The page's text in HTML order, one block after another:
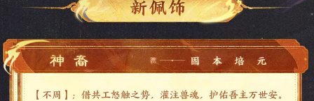
【不周】：借共工怒触之势，灌注兽魂，护佑吾主万世安。